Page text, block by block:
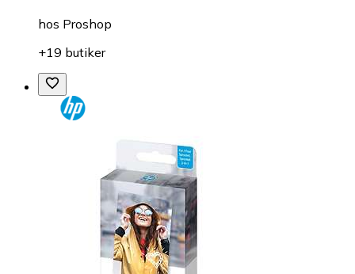
hos Proshop
+19 butiker